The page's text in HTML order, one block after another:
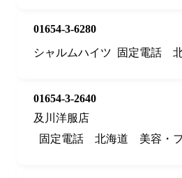
01654-3-6280
シャルムハイツ
固定電話
01654-3-2640
及川洋服店
固定電話
北海道 美容・